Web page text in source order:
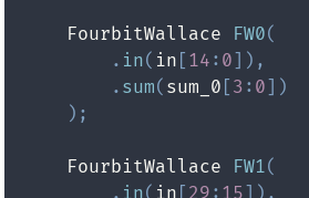
    FourbitWallace
FW0(
. in( in [ 14 : 0] ) ,
. sum( sum_0 [ 3 : 0] )
) ;
    FourbitWallace
FW1(
. in( in [ 29 : 15] ) ,